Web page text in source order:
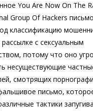
You Are Now On The
Group Of Hackers письмо
классификацию
с сексуальным
потому что оно
несуществующие
смотрящих
письмо,
тактики